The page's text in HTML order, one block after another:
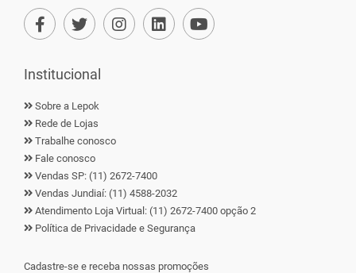
Institucional
Sobre a Lepok
Rede de Lojas
Trabalhe conosco
Fale conosco
Vendas SP: (11) 2672-7400
Vendas Jundiaí: (11) 4588-2032
Atendimento Loja Virtual: (11) 2672-7400 opção 2
Política de Privacidade e Segurança
Cadastre-se e receba nossas promoções